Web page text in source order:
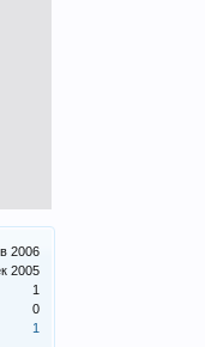
2006
2005
1
0
1